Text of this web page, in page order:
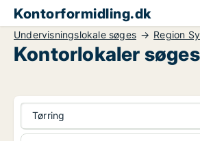
Kontorformidling.dk
Undervisningslokale søges Region
Kontorlokaler
Tørring